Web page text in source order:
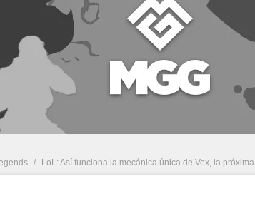
/ LoL: Así funciona la mecánica única de Vex, la próxima campeona de League of Legends